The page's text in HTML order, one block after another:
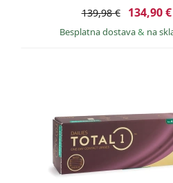
139,98 € 134,90 €
Besplatna dostava& na